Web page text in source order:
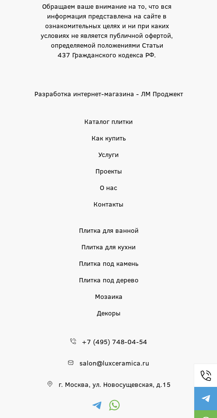
Обращаем ваше внимание на то, что вся
информация представлена на сайте в
ознакомительных целях и ни при каких
условиях не является публичной офертой,
определяемой положениями Статьи
437 Гражданского кодекса РФ.
Разработка интернет-магазина - ЛМ Проджект
Каталог плитки
Как купить
Услуги
Проекты
О нас
Контакты
Плитка для ванной
Плитка для кухни
Плитка под камень
Плитка под дерево
Мозаика
Декоры
+7 (495) 748-04-54
salon@luxceramica.ru
г. Москва, ул. Новосущевская, д.15